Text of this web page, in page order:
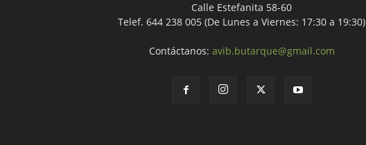
Calle Estefanita 58-60
Telef. 644 238 005 (De Lunes a Viernes: 17:30 a 19:30)
Contáctanos: avib.butarque@gmail.com